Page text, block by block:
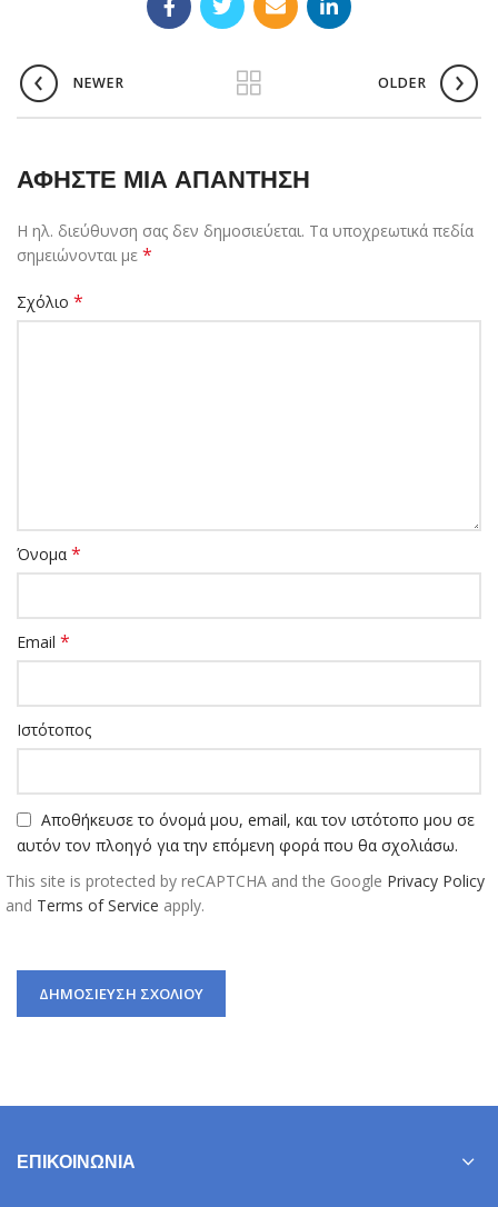
NEWER OLDER
ΑΦΉΣΤΕ ΜΙΑ ΑΠΆΝΤΗΣΗ
Η ηλ. διεύθυνση σας δεν δημοσιεύεται. Τα υποχρεωτικά πεδία
σημειώνονται με *
Σχόλιο *
Όνομα *
Email *
Ιστότοπος
Αποθήκευσε το όνομά μου, email, και τον ιστότοπο μου σε
αυτόν τον πλοηγό για την επόμενη φορά που θα σχολιάσω.
This site is protected by reCAPTCHA and the Google Privacy Policy
and Terms of Service apply.
ΕΠΙΚΟΙΝΩΝΊΑ